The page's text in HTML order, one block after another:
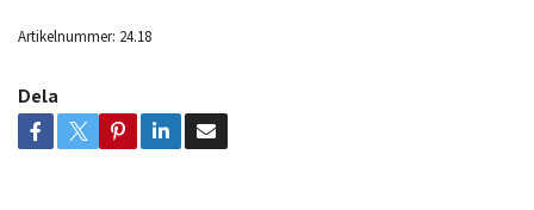
Artikelnummer: 24.18
Dela